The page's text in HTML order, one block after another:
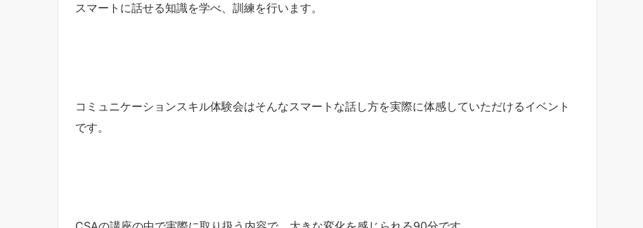
スマートに話せる知識を学べ、訓練を行います。
コミュニケーションスキル体験会はそんなスマートな話し方を実際に体感していただけるイベント
です。